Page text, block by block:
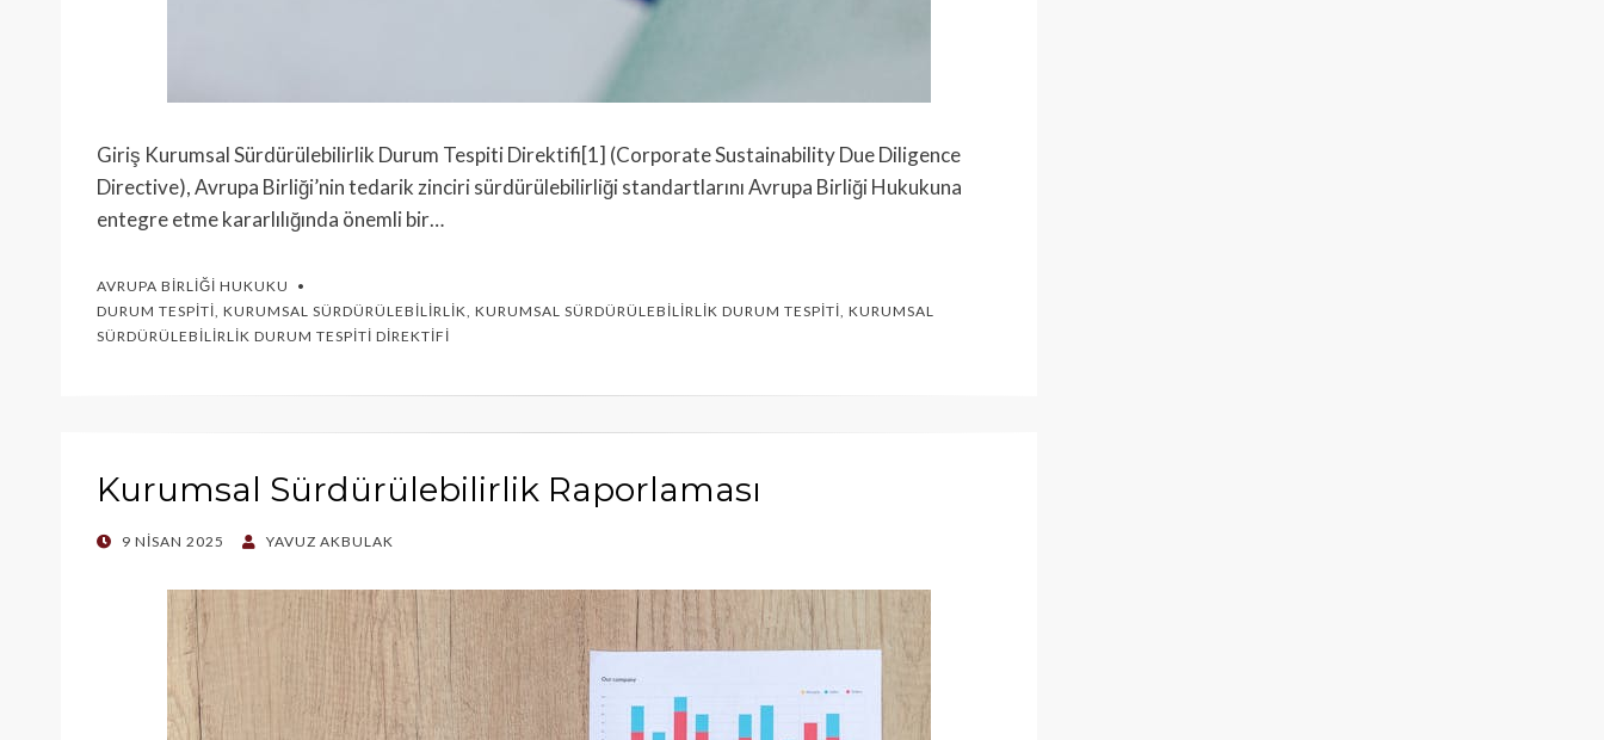
Giriş Kurumsal Sürdürülebilirlik Durum Tespiti Direktifi[1] (Corporate Sustainability Due Diligence
Directive), Avrupa Birliği’nin tedarik zinciri sürdürülebilirliği standartlarını Avrupa Birliği Hukukuna
entegre etme kararlılığında önemli bir…
AVRUPA BIRLIĞI HUKUKU
DURUM TESPITI, KURUMSAL SÜRDÜRÜLEBILIRLIK, KURUMSAL SÜRDÜRÜLEBILIRLIK DURUM TESPITI, KURUMSAL
SÜRDÜRÜLEBILIRLIK DURUM TESPITI DIREKTIFI
Kurumsal Sürdürülebilirlik Raporlaması
POSTED
9 NISAN 2025 YAVUZ AKBULAK